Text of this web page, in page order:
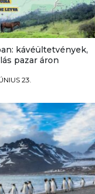
kávéültetvények,
pazar áron
23.